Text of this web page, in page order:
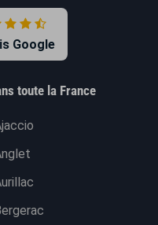
Google
toute la France